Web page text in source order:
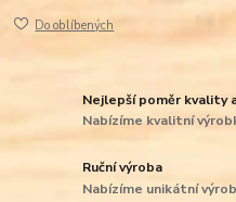
Do oblíbených
Nejlepší poměr kvality
Nabízíme kvalitní
Ruční výroba
Nabízíme unikátní